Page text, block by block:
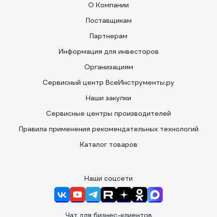
О Компании
Поставщикам
Партнерам
Информация для инвесторов
Организациям
Сервисный центр ВсеИнструменты.ру
Наши закупки
Сервисные центры производителей
Правила применения рекомендательных технологий
Каталог товаров
Наши соцсети
Чат для бизнес-клиентов